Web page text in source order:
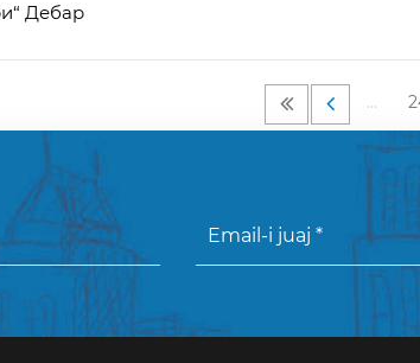
Дебар
…